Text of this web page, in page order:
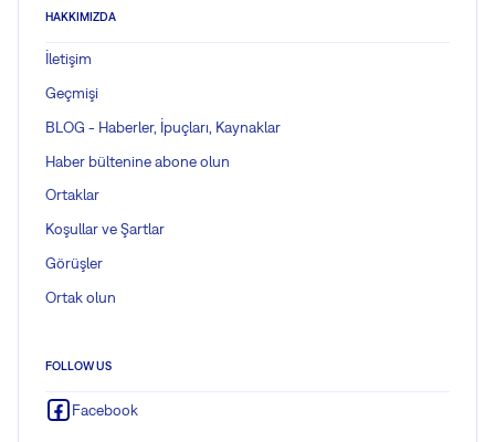
HAKKIMIZDA
İletişim
Geçmişi
BLOG - Haberler, İpuçları, Kaynaklar
Haber bültenine abone olun
Ortaklar
Koşullar ve Şartlar
Görüşler
Ortak olun
FOLLOW US
Facebook